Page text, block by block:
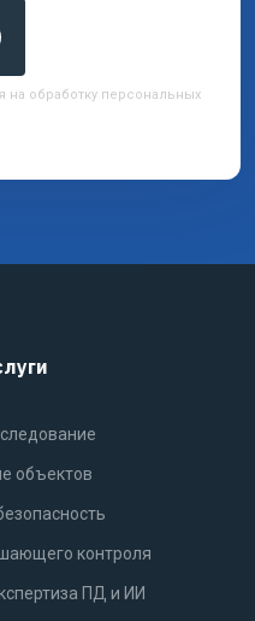
на обработку персональных
объектов
контроля
ПД и ИИ